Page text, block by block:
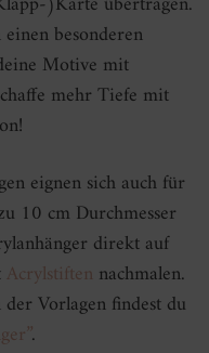
besonderen
Motive mit
mehr Tiefe mit
eignen sich auch für
10 cm Durchmesser
direkt auf
Acrylstiften nachmalen.
Vorlagen findest du
.